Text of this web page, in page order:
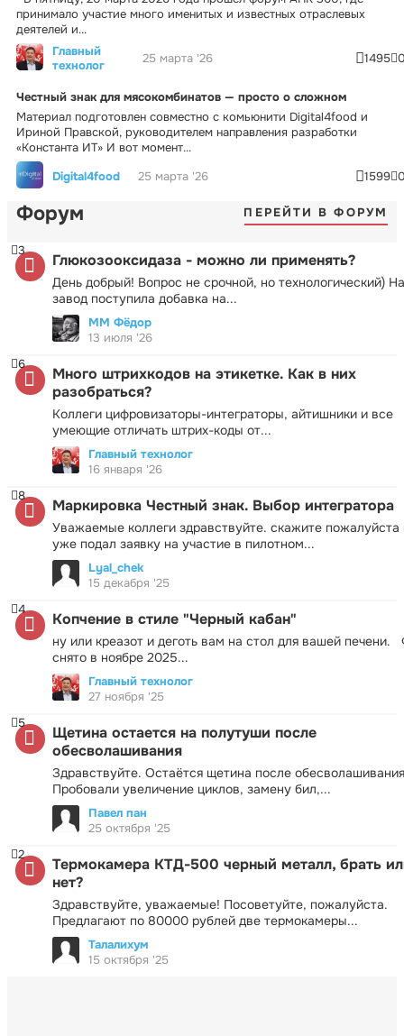
принимало участие много именитых и известных отраслевых
деятелей и...
Главный
технолог
25 марта '26 1495
Честный знак для мясокомбинатов — просто о сложном
Материал подготовлен совместно с комьюнити Digital4food и
Ириной Правской, руководителем направления разработки
«Константа ИТ» И вот момент...
Digital4food
25 марта '26 1599
Форум ПЕРЕЙТИ В ФОРУМ
Глюкозооксидаза - можно ли применять?
День добрый! Вопрос не срочной, но технологический) На
завод поступила добавка на...
3
ММ Фёдор
13 июля '26
Много штрихкодов на этикетке. Как в них
разобраться?
Коллеги цифровизаторы-интеграторы, айтишники и все
умеющие отличать штрих-коды от...
6
Главный технолог
16 января '26
Маркировка Честный знак. Выбор интегратора
Уважаемые коллеги здравствуйте. скажите пожалуйста
уже подал заявку на участие в пилотном...
8
Lyal_chek
15 декабря '25
Копчение в стиле "Черный кабан"
ну или креазот и деготь вам на стол для вашей печени.
снято в ноябре 2025...
4
Главный технолог
27 ноября '25
Щетина остается на полутуши после
обесволашивания
Здравствуйте. Остаётся щетина после
Пробовали увеличение циклов, замену бил,...
5
Павел пан
25 октября '25
Термокамера КТД-500 черный металл, брать
нет?
Здравствуйте, уважаемые! Посоветуйте, пожалуйста.
Предлагают по 80000 рублей две термокамеры...
2
Талалихум
15 октября '25